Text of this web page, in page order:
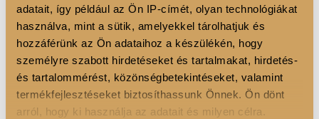
adatait, így például az Ön IP-címét, olyan technológiákat
használva, mint a sütik, amelyekkel tárolhatjuk és
hozzáférünk az Ön adataihoz a készülékén, hogy
személyre szabott hirdetéseket és tartalmakat, hirdetés-
és tartalommérést, közönségbetekintéseket, valamint
termékfejlesztéseket biztosíthassunk Önnek. Ön dönt
arról, hogy ki használja az adatait és milyen célra.
TERMÉKLEÍRÁS
Szuper transzferfólia válogatás a különleges hatások
megalkotásához.